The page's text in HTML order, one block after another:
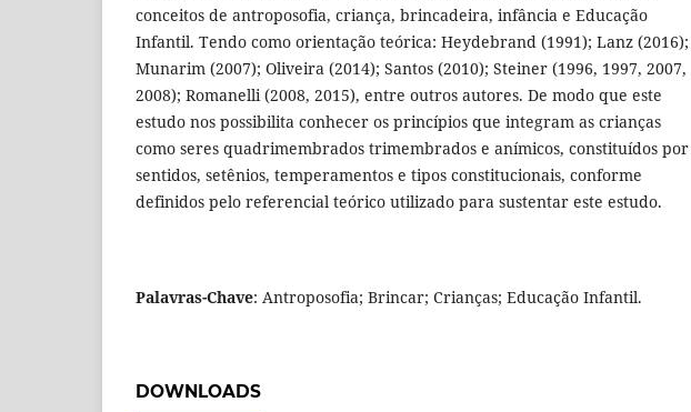
conceitos de antroposofia, criança, brincadeira, infância e Educação
Infantil. Tendo como orientação teórica: Heydebrand (1991); Lanz (2016);
Munarim (2007); Oliveira (2014); Santos (2010); Steiner (1996, 1997, 2007,
2008); Romanelli (2008, 2015), entre outros autores. De modo que este
estudo nos possibilita conhecer os princípios que integram as crianças
como seres quadrimembrados trimembrados e anímicos, constituídos por
sentidos, setênios, temperamentos e tipos constitucionais, conforme
definidos pelo referencial teórico utilizado para sustentar este estudo.
Palavras-Chave: Antroposofia; Brincar; Crianças; Educação Infantil.
DOWNLOADS